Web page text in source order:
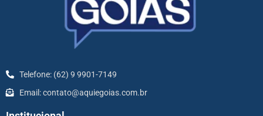
Telefone: (62) 9 9901-7149
Email: contato@aquiegoias.com.br